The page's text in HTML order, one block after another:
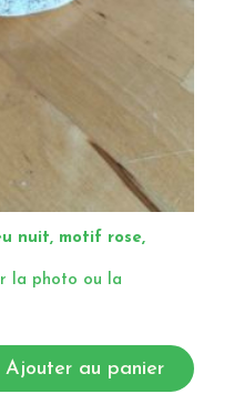
nuit, motif rose,
la photo ou la
Ajouter au panier